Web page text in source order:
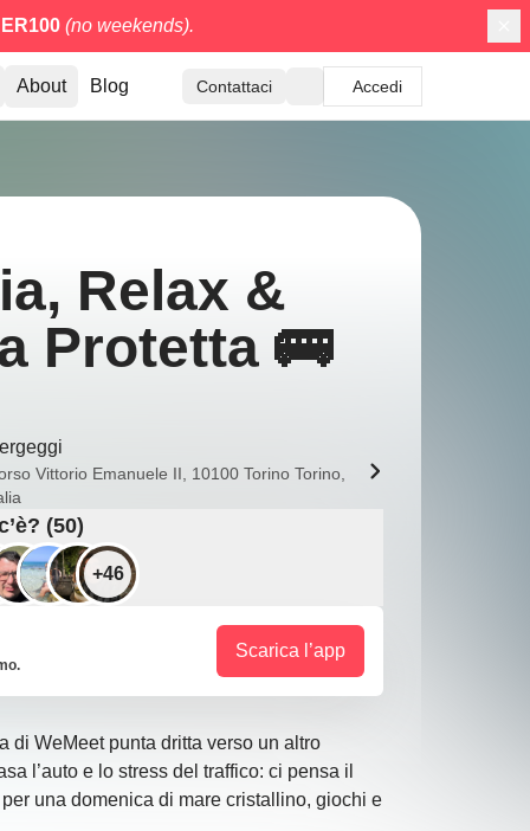
(no weekends).
About Blog Contattaci Accedi
Relax &
Protetta 🚌
Vittorio Emanuele II, 10100 Torino Torino,
(50)
+46
Scarica l’app
di WeMeet punta dritta verso un altro
l’auto e lo stress del traffico: ci pensa il
una domenica di mare cristallino, giochi e